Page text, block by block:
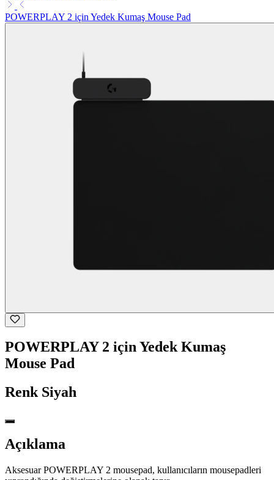
POWERPLAY 2 için Yedek Kumaş Mouse Pad
POWERPLAY 2 için Yedek Kumaş
Mouse Pad
Renk Siyah
Açıklama
Aksesuar POWERPLAY 2 mousepad, kullanıcıların mousepadleri